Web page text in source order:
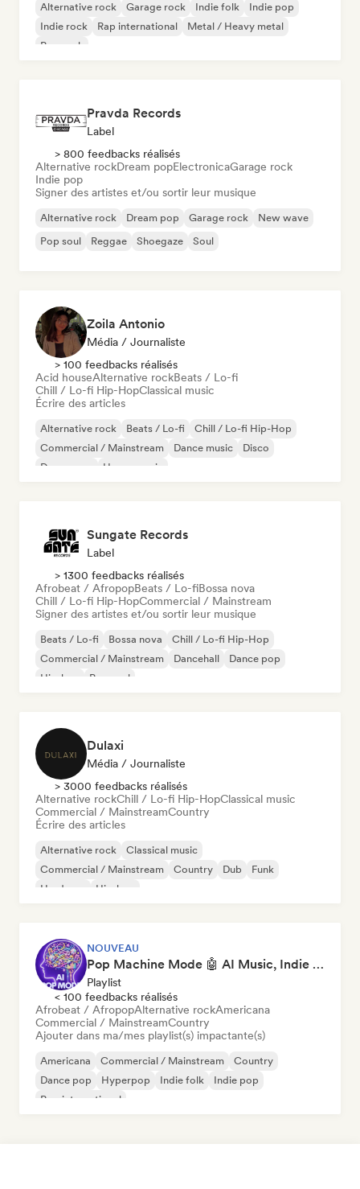
Alternative rock Garage rock Indie folk
Indie pop
Indie rock
Rap international
Metal / Heavy metal
Pop rock
Pravda Records
Label
> 800 feedbacks réalisés
Alternative rockDream popElectronicaGarage rock
Indie pop
Signer des artistes et/ou sortir leur musique
Alternative rock Dream pop Garage rock
New wave
Pop soul
Reggae Shoegaze Soul
Zoila Antonio
Média / Journaliste
> 100 feedbacks réalisés
Acid houseAlternative rockBeats / Lo-fi
Chill / Lo-fi Hip-HopClassical music
Écrire des articles
Alternative rock Beats / Lo-fi
Chill / Lo-fi Hip-Hop
Commercial / Mainstream
Dance music
Disco
Dream pop
House music
Sungate Records
Label
> 1300 feedbacks réalisés
Afrobeat / AfropopBeats / Lo-fiBossa nova
Chill / Lo-fi Hip-HopCommercial / Mainstream
Signer des artistes et/ou sortir leur musique
Beats / Lo-fi Bossa nova
Chill / Lo-fi Hip-Hop
Commercial / Mainstream
Dancehall
Dance pop
Hip-hop
Pop soul
Dulaxi
Média / Journaliste
> 3000 feedbacks réalisés
Alternative rockChill / Lo-fi Hip-HopClassical music
Commercial / MainstreamCountry
Écrire des articles
Alternative rock
Classical music
Commercial / Mainstream
Country Dub
Funk
Hardcore
Hip-hop
NOUVEAU
Pop Machine Mode 🤖 AI Music, Indie Pop & Dream Pop
Playlist
< 100 feedbacks réalisés
Afrobeat / AfropopAlternative rockAmericana
Commercial / MainstreamCountry
Ajouter dans ma/mes playlist(s) impactante(s)
Americana Commercial / Mainstream
Country
Dance pop
Hyperpop Indie folk
Indie pop
Pop international